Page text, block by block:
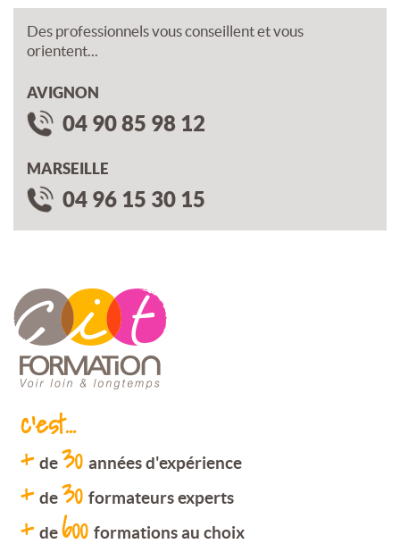
Des professionnels vous conseillent et vous
orientent...
AVIGNON
04 90 85 98 12
MARSEILLE
04 96 15 30 15
c'est...
+ de30 années d'expérience
+ de30 formateurs experts
+ de600 formations au choix